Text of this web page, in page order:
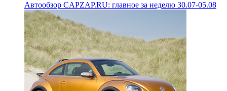
Автообзор CAPZAP.RU: главное за неделю 30.07-05.08